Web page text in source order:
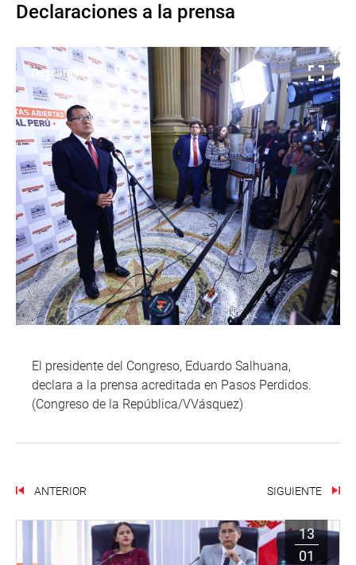
Declaraciones a la prensa
Descargar foto
El presidente del Congreso, Eduardo Salhuana,
declara a la prensa acreditada en Pasos Perdidos.
(Congreso de la República/VVásquez)
ANTERIOR SIGUIENTE
13
01